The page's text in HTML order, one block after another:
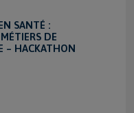
SANTÉ :
DE
– HACKATHON